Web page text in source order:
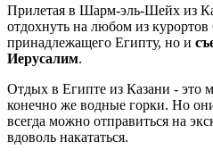
Прилетая в Шарм-эль-Шейх из
отдохнуть на любом из
принадлежащего Египту, но и
Иерусалим.
Отдых в Египте из Казани - это
конечно же водные горки. Но они
всегда можно отправиться на
вдоволь накататься.